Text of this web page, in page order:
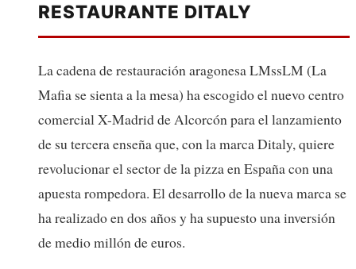
RESTAURANTE DITALY
La cadena de restauración aragonesa LMssLM (La
Mafia se sienta a la mesa) ha escogido el nuevo centro
comercial X-Madrid de Alcorcón para el lanzamiento
de su tercera enseña que, con la marca Ditaly, quiere
revolucionar el sector de la pizza en España con una
apuesta rompedora. El desarrollo de la nueva marca se
ha realizado en dos años y ha supuesto una inversión
de medio millón de euros.